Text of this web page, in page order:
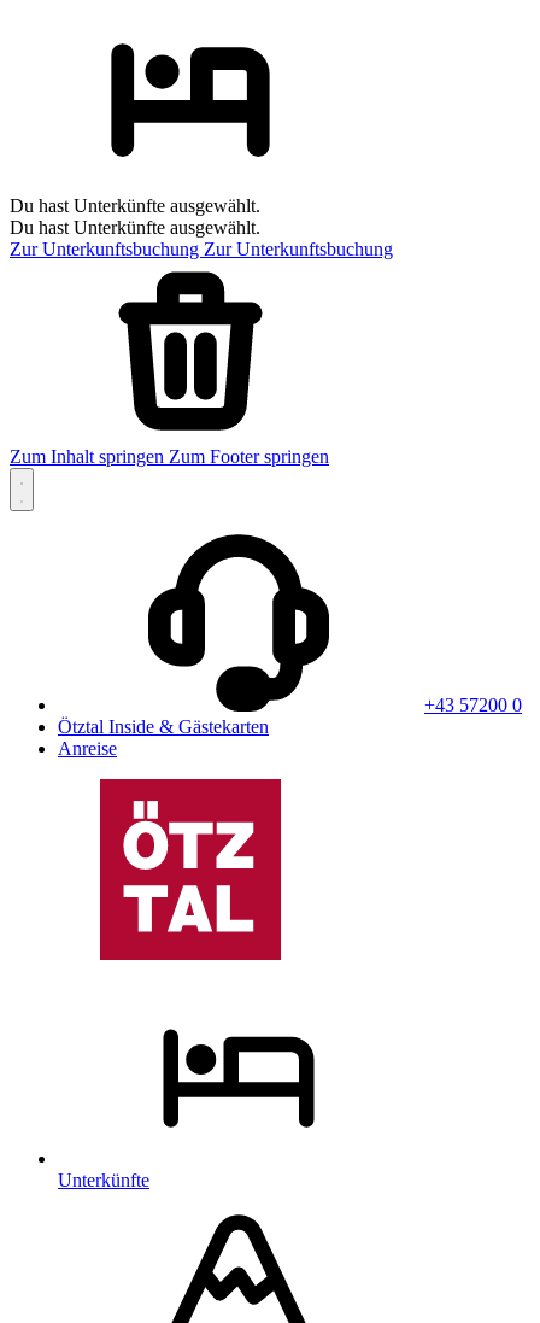
Du hast Unterkünfte ausgewählt.
Du hast Unterkünfte ausgewählt.
Zur Unterkunftsbuchung Zur Unterkunftsbuchung
Zum Inhalt springen Zum Footer springen
+43 57200 0
Ötztal Inside & Gästekarten
Anreise
Unterkünfte